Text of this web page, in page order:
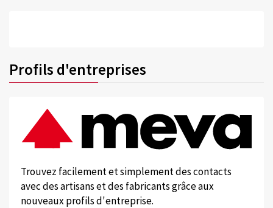
Profils d'entreprises
Trouvez facilement et simplement des contacts
avec des artisans et des fabricants grâce aux
nouveaux profils d'entreprise.